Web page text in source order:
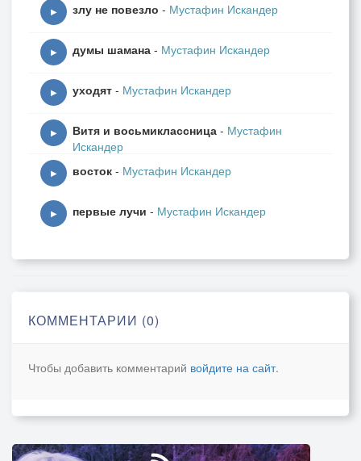
▶ злу не повезло - Мустафин Искандер
▶ думы шамана - Мустафин Искандер
▶ уходят - Мустафин Искандер
▶ Витя и восьмиклассница - Мустафин
Искандер
▶ восток - Мустафин Искандер
▶ первые лучи - Мустафин Искандер
КОММЕНТАРИИ (0)
Чтобы добавить комментарий войдите на сайт.